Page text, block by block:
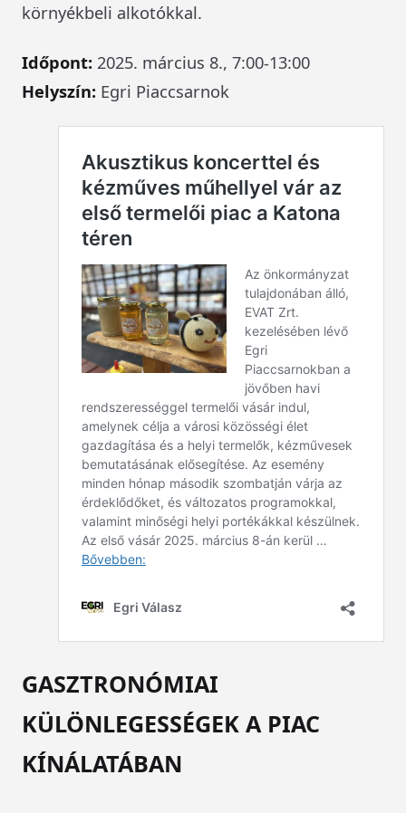
környékbeli alkotókkal.
Időpont: 2025. március 8., 7:00-13:00
Helyszín: Egri Piaccsarnok
GASZTRONÓMIAI
KÜLÖNLEGESSÉGEK A PIAC
KÍNÁLATÁBAN